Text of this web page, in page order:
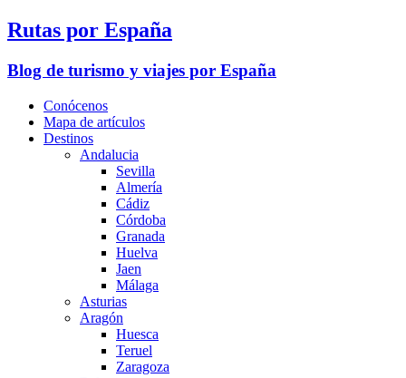
Rutas por España
Blog de turismo y viajes por España
Conócenos
Mapa de artículos
Destinos
Andalucia
Sevilla
Almería
Cádiz
Córdoba
Granada
Huelva
Jaen
Málaga
Asturias
Aragón
Huesca
Teruel
Zaragoza